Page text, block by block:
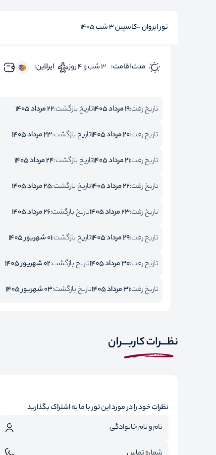
تور ایروان -کاسپین 3 شب 1405
مدت اقامت: 3 شب و 4 روز ایرلاین:
تاریخ رفت:19 مرداد 1405 تاریخ بازگشت:22 مرداد 1405
تاریخ رفت:20 مرداد 1405 تاریخ بازگشت:23 مرداد 1405
تاریخ رفت:21 مرداد 1405 تاریخ بازگشت:24 مرداد 1405
تاریخ رفت:22 مرداد 1405 تاریخ بازگشت:25 مرداد 1405
تاریخ رفت:23 مرداد 1405 تاریخ بازگشت:26 مرداد 1405
تاریخ رفت:29 مرداد 1405 تاریخ بازگشت:01 شهریور 1405
تاریخ رفت:30 مرداد 1405 تاریخ بازگشت:02 شهریور 1405
تاریخ رفت:31 مرداد 1405 تاریخ بازگشت:03 شهریور 1405
نظـــرات کاربـــران
نظرات خود را در مورد این تور با ما به اشتراک بگذارید